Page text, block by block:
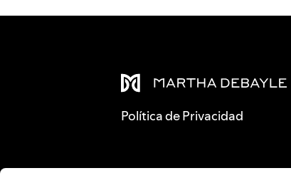
Política de Privacidad